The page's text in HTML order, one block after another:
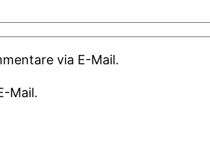
via E-Mail.
Mail.